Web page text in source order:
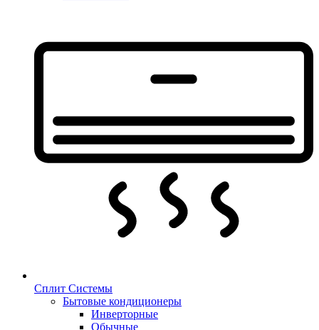
Сплит Системы
Бытовые кондиционеры
Инверторные
Обычные